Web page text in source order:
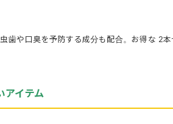
歯や口臭を予防する成分も配合。お得な 2本
アイテム